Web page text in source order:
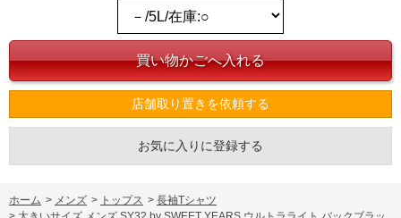
店舗取り置きを依頼する
お気に入りに登録する
ホーム > メンズ > トップス > 長袖Tシャツ